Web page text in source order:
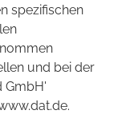
spezifischen
und bei der
GmbH'